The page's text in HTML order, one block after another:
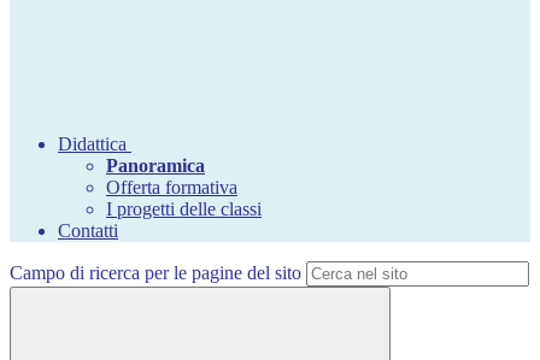
Didattica
Panoramica
Offerta formativa
I progetti delle classi
Contatti
Campo di ricerca per le pagine del sito